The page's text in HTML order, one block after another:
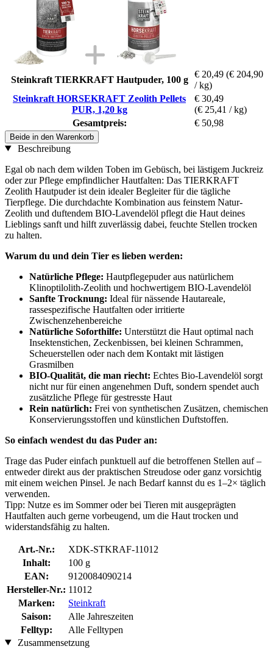
Steinkraft TIERKRAFT Hautpuder, 100 g
€ 20,49 (€ 204,90
/ kg)
Steinkraft HORSEKRAFT Zeolith Pellets
PUR, 1,20 kg
€ 30,49
(€ 25,41 / kg)
Gesamtpreis:
€ 50,98
Beide in den Warenkorb
Beschreibung
Egal ob nach dem wilden Toben im Gebüsch, bei lästigem Juckreiz
oder zur Pflege empfindlicher Hautfalten: Das TIERKRAFT
Zeolith Hautpuder ist dein idealer Begleiter für die tägliche
Tierpflege. Die durchdachte Kombination aus feinstem Natur-
Zeolith und duftendem BIO-Lavendelöl pflegt die Haut deines
Lieblings sanft und hilft zuverlässig dabei, feuchte Stellen trocken
zu halten.
Warum du und dein Tier es lieben werden:
Natürliche Pflege: Hautpflegepuder aus natürlichem
Klinoptilolith-Zeolith und hochwertigem BIO-Lavendelöl
Sanfte Trocknung: Ideal für nässende Hautareale,
rassespezifische Hautfalten oder irritierte
Zwischenzehenbereiche
Natürliche Soforthilfe: Unterstützt die Haut optimal nach
Insektenstichen, Zeckenbissen, bei kleinen Schrammen,
Scheuerstellen oder nach dem Kontakt mit lästigen
Grasmilben
BIO-Qualität, die man riecht: Echtes Bio-Lavendelöl sorgt
nicht nur für einen angenehmen Duft, sondern spendet auch
zusätzliche Pflege für gestresste Haut
Rein natürlich: Frei von synthetischen Zusätzen, chemischen
Konservierungsstoffen und künstlichen Duftstoffen.
So einfach wendest du das Puder an:
Trage das Puder einfach punktuell auf die betroffenen Stellen auf –
entweder direkt aus der praktischen Streudose oder ganz vorsichtig
mit einem weichen Pinsel. Je nach Bedarf kannst du es 1–2× täglich
verwenden.
Tipp: Nutze es im Sommer oder bei Tieren mit ausgeprägten
Hautfalten auch gerne vorbeugend, um die Haut trocken und
widerstandsfähig zu halten.
Art.-Nr.:
XDK-STKRAF-11012
Inhalt:
100 g
EAN:
9120084090214
Hersteller-Nr.: 11012
Marken:
Steinkraft
Saison:
Alle Jahreszeiten
Felltyp:
Alle Felltypen
Zusammensetzung